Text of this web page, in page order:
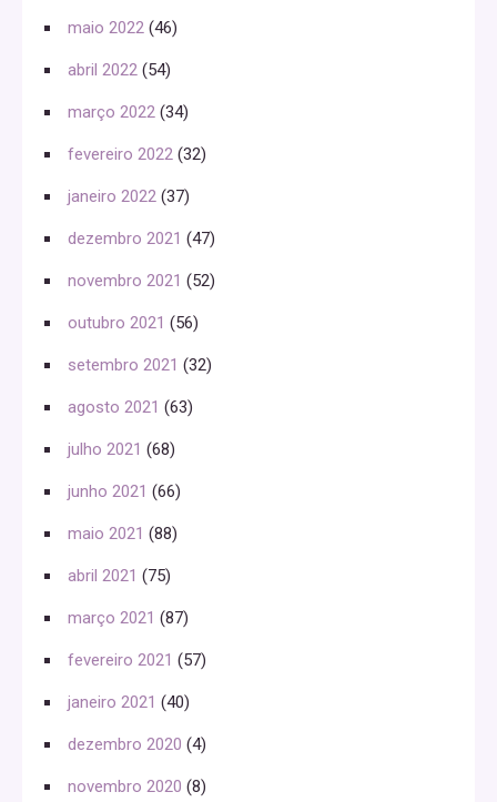
maio 2022 (46)
abril 2022 (54)
março 2022 (34)
fevereiro 2022 (32)
janeiro 2022 (37)
dezembro 2021 (47)
novembro 2021 (52)
outubro 2021 (56)
setembro 2021 (32)
agosto 2021 (63)
julho 2021 (68)
junho 2021 (66)
maio 2021 (88)
abril 2021 (75)
março 2021 (87)
fevereiro 2021 (57)
janeiro 2021 (40)
dezembro 2020 (4)
novembro 2020 (8)